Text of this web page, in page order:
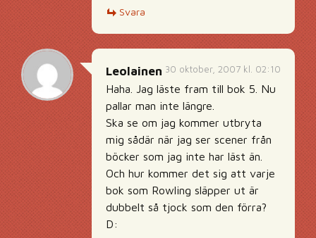
Svara
30 oktober, 2007 kl. 02:10
Leolainen
Haha. Jag läste fram till bok 5. Nu
pallar man inte längre.
Ska se om jag kommer utbryta
mig sådär när jag ser scener från
böcker som jag inte har läst än.
Och hur kommer det sig att varje
bok som Rowling släpper ut är
dubbelt så tjock som den förra?
D: